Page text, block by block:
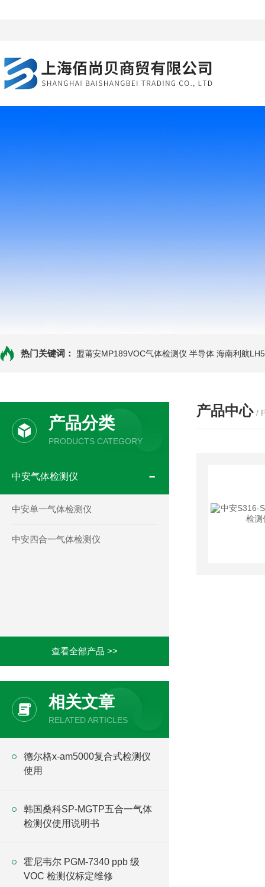
热门关键词： 盟莆安MP189VOC气体检测仪 半导体 海南利航
产品分类
PRODUCTS CATEGORY
中安气体检测仪
中安单一气体检测仪
中安四合一气体检测仪
查看全部产品 >>
相关文章
RELATED ARTICLES
德尔格x-am5000复合式检测仪
使用
韩国桑科SP-MGTP五合一气体
检测仪使用说明书
霍尼韦尔 PGM-7340 ppb 级
VOC 检测仪标定维修
产品中心 /